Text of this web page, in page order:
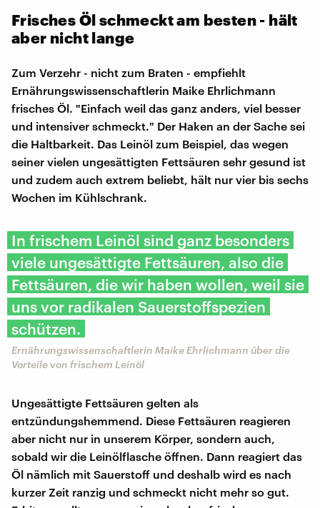
Frisches Öl schmeckt am besten - hält
aber nicht lange
Zum Verzehr - nicht zum Braten - empfiehlt
Ernährungswissenschaftlerin Maike Ehrlichmann
frisches Öl. "Einfach weil das ganz anders, viel besser
und intensiver schmeckt." Der Haken an der Sache sei
die Haltbarkeit. Das Leinöl zum Beispiel, das wegen
seiner vielen ungesättigten Fettsäuren sehr gesund ist
und zudem auch extrem beliebt, hält nur vier bis sechs
Wochen im Kühlschrank.
In frischem Leinöl sind ganz besonders
viele ungesättigte Fettsäuren, also die
Fettsäuren, die wir haben wollen, weil sie
uns vor radikalen Sauerstoffspezien
schützen.
Ernährungswissenschaftlerin Maike Ehrlichmann über die
Vorteile von frischem Leinöl
Ungesättigte Fettsäuren gelten als
entzündungshemmend. Diese Fettsäuren reagieren
aber nicht nur in unserem Körper, sondern auch,
sobald wir die Leinölflasche öffnen. Dann reagiert das
Öl nämlich mit Sauerstoff und deshalb wird es nach
kurzer Zeit ranzig und schmeckt nicht mehr so gut.